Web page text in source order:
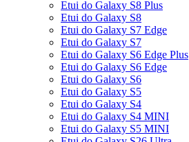
Etui do Galaxy S8 Plus
Etui do Galaxy S8
Etui do Galaxy S7 Edge
Etui do Galaxy S7
Etui do Galaxy S6 Edge Plus
Etui do Galaxy S6 Edge
Etui do Galaxy S6
Etui do Galaxy S5
Etui do Galaxy S4
Etui do Galaxy S4 MINI
Etui do Galaxy S5 MINI